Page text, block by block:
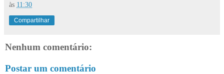
às 11:30
Compartilhar
Nenhum comentário:
Postar um comentário